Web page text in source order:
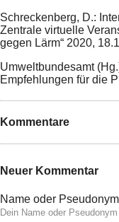
Schreckenberg, D.:
Zentrale virtuelle
gegen Lärm“ 2020,
Umweltbundesamt
Empfehlungen für die
Kommentare
Neuer Kommentar
Name oder Pseudonym
Dein Name oder